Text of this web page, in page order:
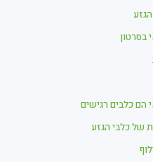
בסרטון
הם כלבים רגישים
של כלבי הגזע